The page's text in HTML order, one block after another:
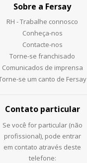
Sobre a Fersay
RH - Trabalhe connosco
Conheça-nos
Contacte-nos
Torne-se franchisado
Comunicados de imprensa
se um canto de Fersay
Contato particular
Se você for particular (não
profissional), pode entrar
em contato através deste
telefone: